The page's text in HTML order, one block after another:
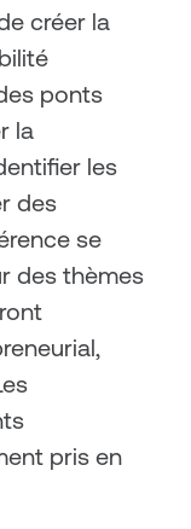
créer la
ponts
la
les
des
se
des thèmes
pris en